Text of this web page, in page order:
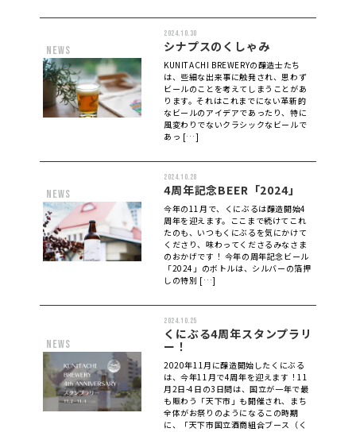
news
2024.10.30
シナプスのくしゃみ
KUNITACHI BREWERYの醸造士たち
は、些細な出来事に触発され、思わず
ビールのことを考えてしまうことがあ
ります。それはこれまでにない革新的
なビールのアイデアであったり、特に
風変わりでないクラシックなビールで
あっ […]
news
2024.10.28
4周年記念BEER「2024」
今年の11月で、くにぶるは醸造開始4
周年を迎えます。ここまで続けてこれ
たのも、いつもくにぶるを気にかけて
くださり、味わってくださるみなさま
のおかげです！ 今年の周年記念ビール
「2024」のボトルは、シルバーの箔押
しの特別 […]
news
2024.10.25
くにぶる4周年スタンプラリ
ー！
2020年11月に醸造開始したくにぶる
は、今年11月で4周年を迎えます！11
月2日-4日の3日間は、国立が一年で最
も賑わう「天下市」も開催され、まち
全体がお祭りのようになるこの時期
に、「天下市国立酒商組合ブース（く